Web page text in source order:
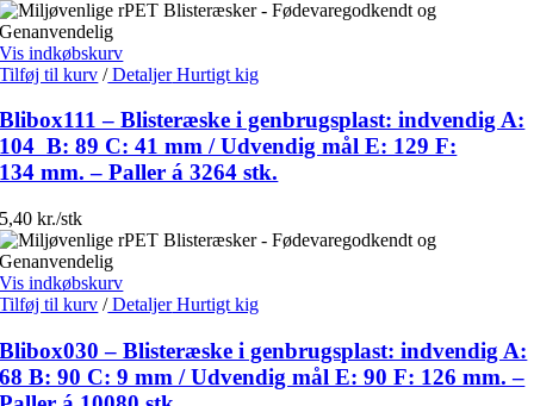
Vis indkøbskurv
Tilføj til kurv /DetaljerHurtigt kig
Blibox111 – Blisteræske i genbrugsplast: indvendig A:
104 B: 89 C: 41 mm / Udvendig mål E: 129 F:
134 mm. – Paller á 3264 stk.
5,40 kr./stk
Vis indkøbskurv
Tilføj til kurv /DetaljerHurtigt kig
Blibox030 – Blisteræske i genbrugsplast: indvendig A:
68 B: 90 C: 9 mm / Udvendig mål E: 90 F: 126 mm. –